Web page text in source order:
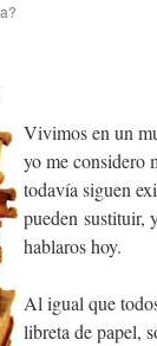
Vivimos en un
yo me considero
todavía siguen
pueden sustituir,
hablaros hoy.
Al igual que
libreta de papel,